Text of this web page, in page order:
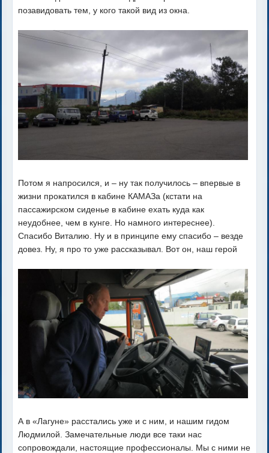
позавидовать тем, у кого такой вид из окна.
Потом я напросился, и – ну так получилось – впервые в
жизни прокатился в кабине КАМАЗа (кстати на
пассажирском сиденье в кабине ехать куда как
неудобнее, чем в кунге. Но намного интереснее).
Спасибо Виталию. Ну и в принципе ему спасибо – везде
довез. Ну, я про то уже рассказывал. Вот он, наш герой
А в «Лагуне» расстались уже и с ним, и нашим гидом
Людмилой. Замечательные люди все таки нас
сопровождали, настоящие профессионалы. Мы с ними не